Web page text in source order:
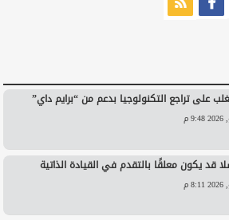
على تراجع التكنولوجيا بدعم من “برايم داي”
قد يكون معلقًا بالتقدم في القيادة الذاتية